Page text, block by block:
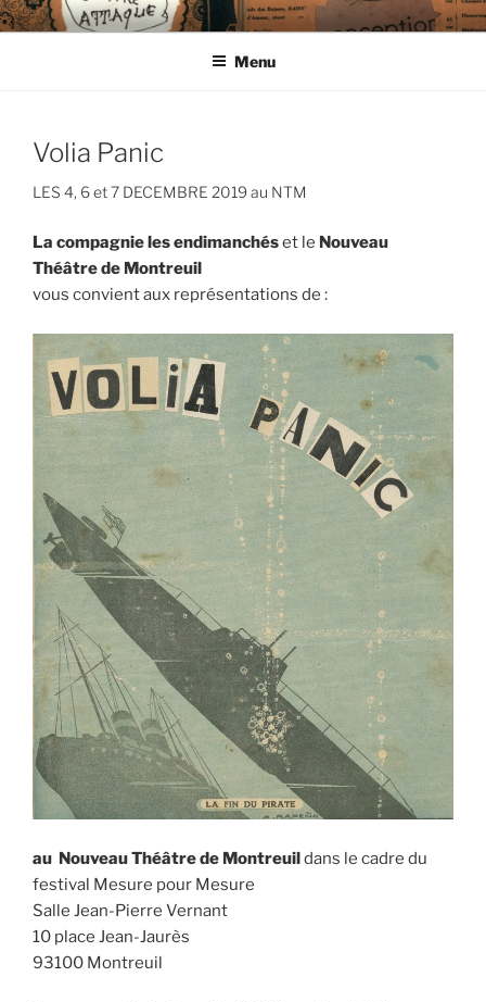
Aller
au
CIE LES ENDIMANCHÉS
Menu
Volia Panic
LES 4, 6 et 7 DECEMBRE 2019 au NTM
La compagnie les endimanchéset le Nouveau
Théâtre de Montreuil
vous convient aux représentations de :
au Nouveau Théâtre de Montreuil dans le cadre du
festival Mesure pour Mesure
Salle Jean-Pierre Vernant
10 place Jean-Jaurès
93100 Montreuil